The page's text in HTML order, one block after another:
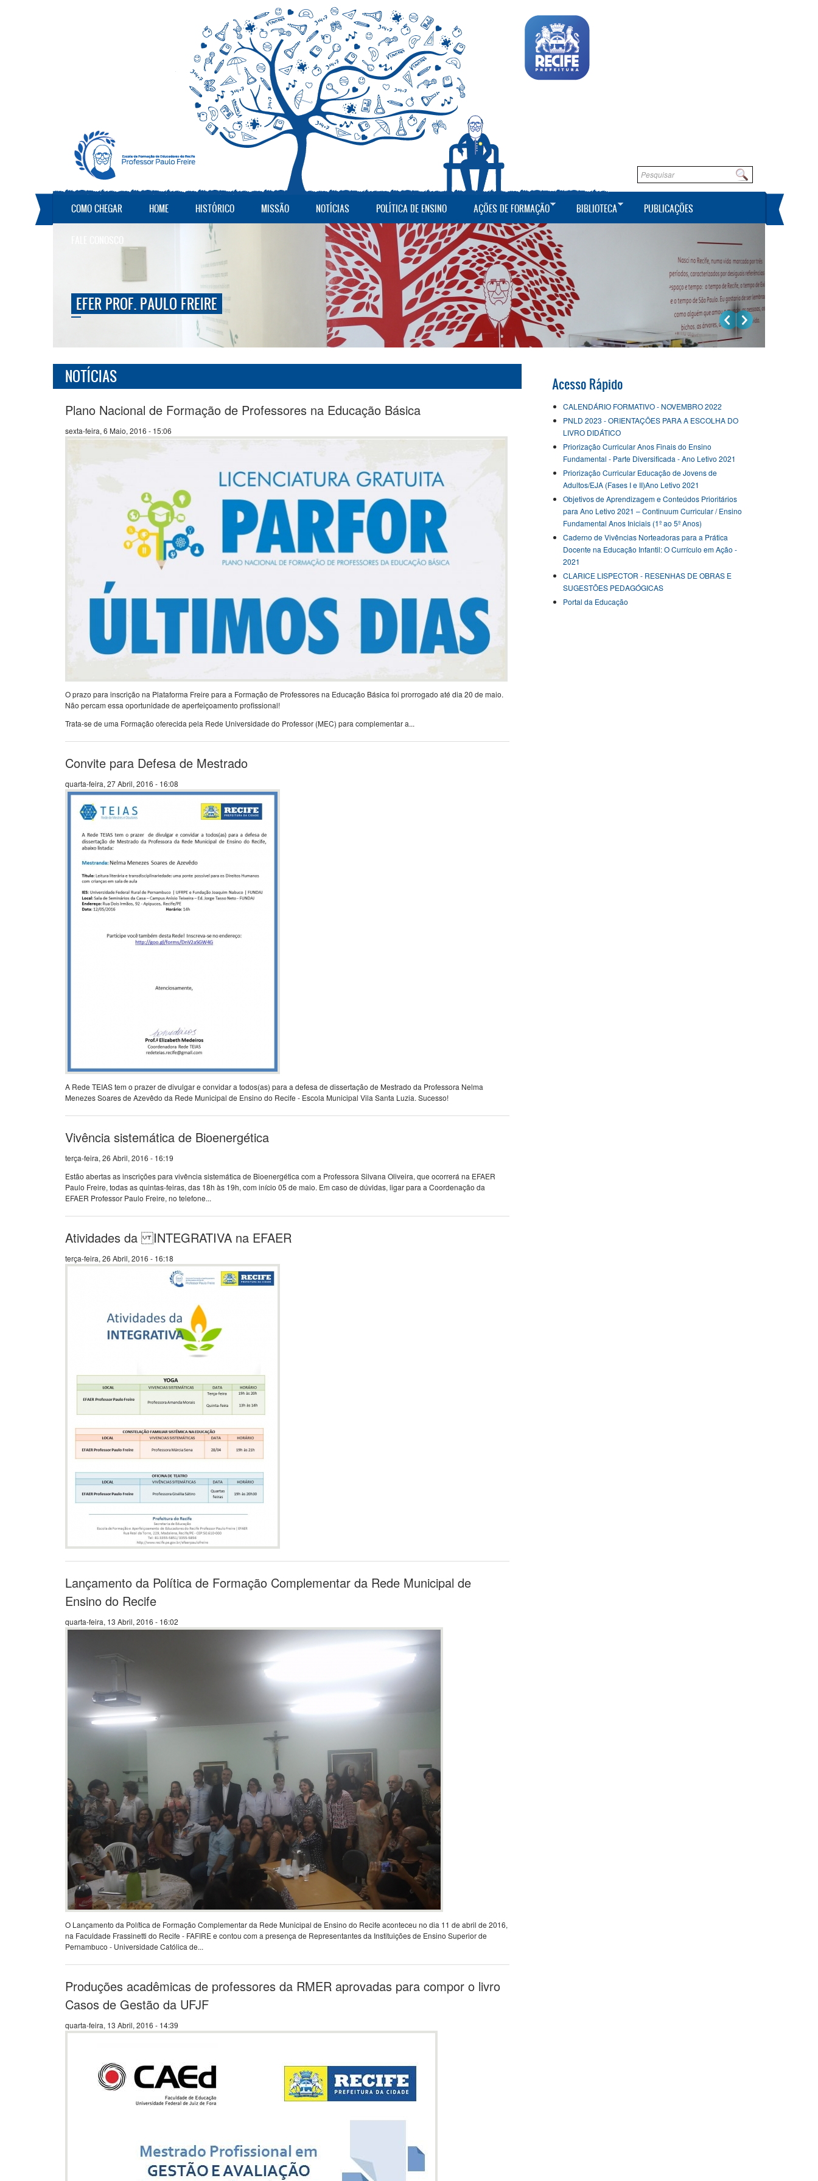
Formulário de busca
COMO CHEGAR HOME HISTÓRICO MISSÃO NOTÍCIAS POLÍTICA DE ENSINO AÇÕES DE FORMAÇÃO BIBLIOTECA PUBLICAÇÕES
EFER PROF. PAULO FREIRE
NOTÍCIAS
Plano Nacional de Formação de Professores na Educação Básica
sexta-feira, 6 Maio, 2016 - 15:06
O prazo para inscrição na Plataforma Freire para a Formação de Professores na Educação Básica foi prorrogado até dia 20 de maio.
Não percam essa oportunidade de aperfeiçoamento profissional!
Trata-se de uma Formação oferecida pela Rede Universidade do Professor (MEC) para complementar a...
Convite para Defesa de Mestrado
quarta-feira, 27 Abril, 2016 - 16:08
A Rede TEIAS tem o prazer de divulgar e convidar a todos(as) para a defesa de dissertação de Mestrado da Professora Nelma
Menezes Soares de Azevêdo da Rede Municipal de Ensino do Recife - Escola Municipal Vila Santa Luzia. Sucesso!
Vivência sistemática de Bioenergética
terça-feira, 26 Abril, 2016 - 16:19
Estão abertas as inscrições para vivência sistemática de Bioenergética com a Professora Silvana Oliveira, que ocorrerá na EFAER
Paulo Freire, todas as quintas-feiras, das 18h às 19h, com início 05 de maio. Em caso de dúvidas, ligar para a Coordenação da
EFAER Professor Paulo Freire, no telefone...
Atividades da INTEGRATIVA na EFAER
terça-feira, 26 Abril, 2016 - 16:18
Lançamento da Política de Formação Complementar da Rede Municipal de
Ensino do Recife
quarta-feira, 13 Abril, 2016 - 16:02
O Lançamento da Política de Formação Complementar da Rede Municipal de Ensino do Recife aconteceu no dia 11 de abril de 2016,
na Faculdade Frassinetti do Recife - FAFIRE e contou com a presença de Representantes da Instituições de Ensino Superior de
Pernambuco - Universidade Católica de...
Produções acadêmicas de professores da RMER aprovadas para compor o livro
Casos de Gestão da UFJF
quarta-feira, 13 Abril, 2016 - 14:39
Acesso Rápido
CALENDÁRIO FORMATIVO - NOVEMBRO 2022
PNLD 2023 - ORIENTAÇÕES PARA A ESCOLHA DO
LIVRO DIDÁTICO
Priorização Curricular Anos Finais do Ensino
Fundamental - Parte Diversificada - Ano Letivo 2021
Priorização Curricular Educação de Jovens de
Adultos/EJA (Fases I e II)Ano Letivo 2021
Objetivos de Aprendizagem e Conteúdos Prioritários
para Ano Letivo 2021 – Continuum Curricular / Ensino
Fundamental Anos Iniciais (1º ao 5º Anos)
Caderno de Vivências Norteadoras para a Prática
Docente na Educação Infantil: O Currículo em Ação -
2021
CLARICE LISPECTOR - RESENHAS DE OBRAS E
SUGESTÕES PEDAGÓGICAS
Portal da Educação